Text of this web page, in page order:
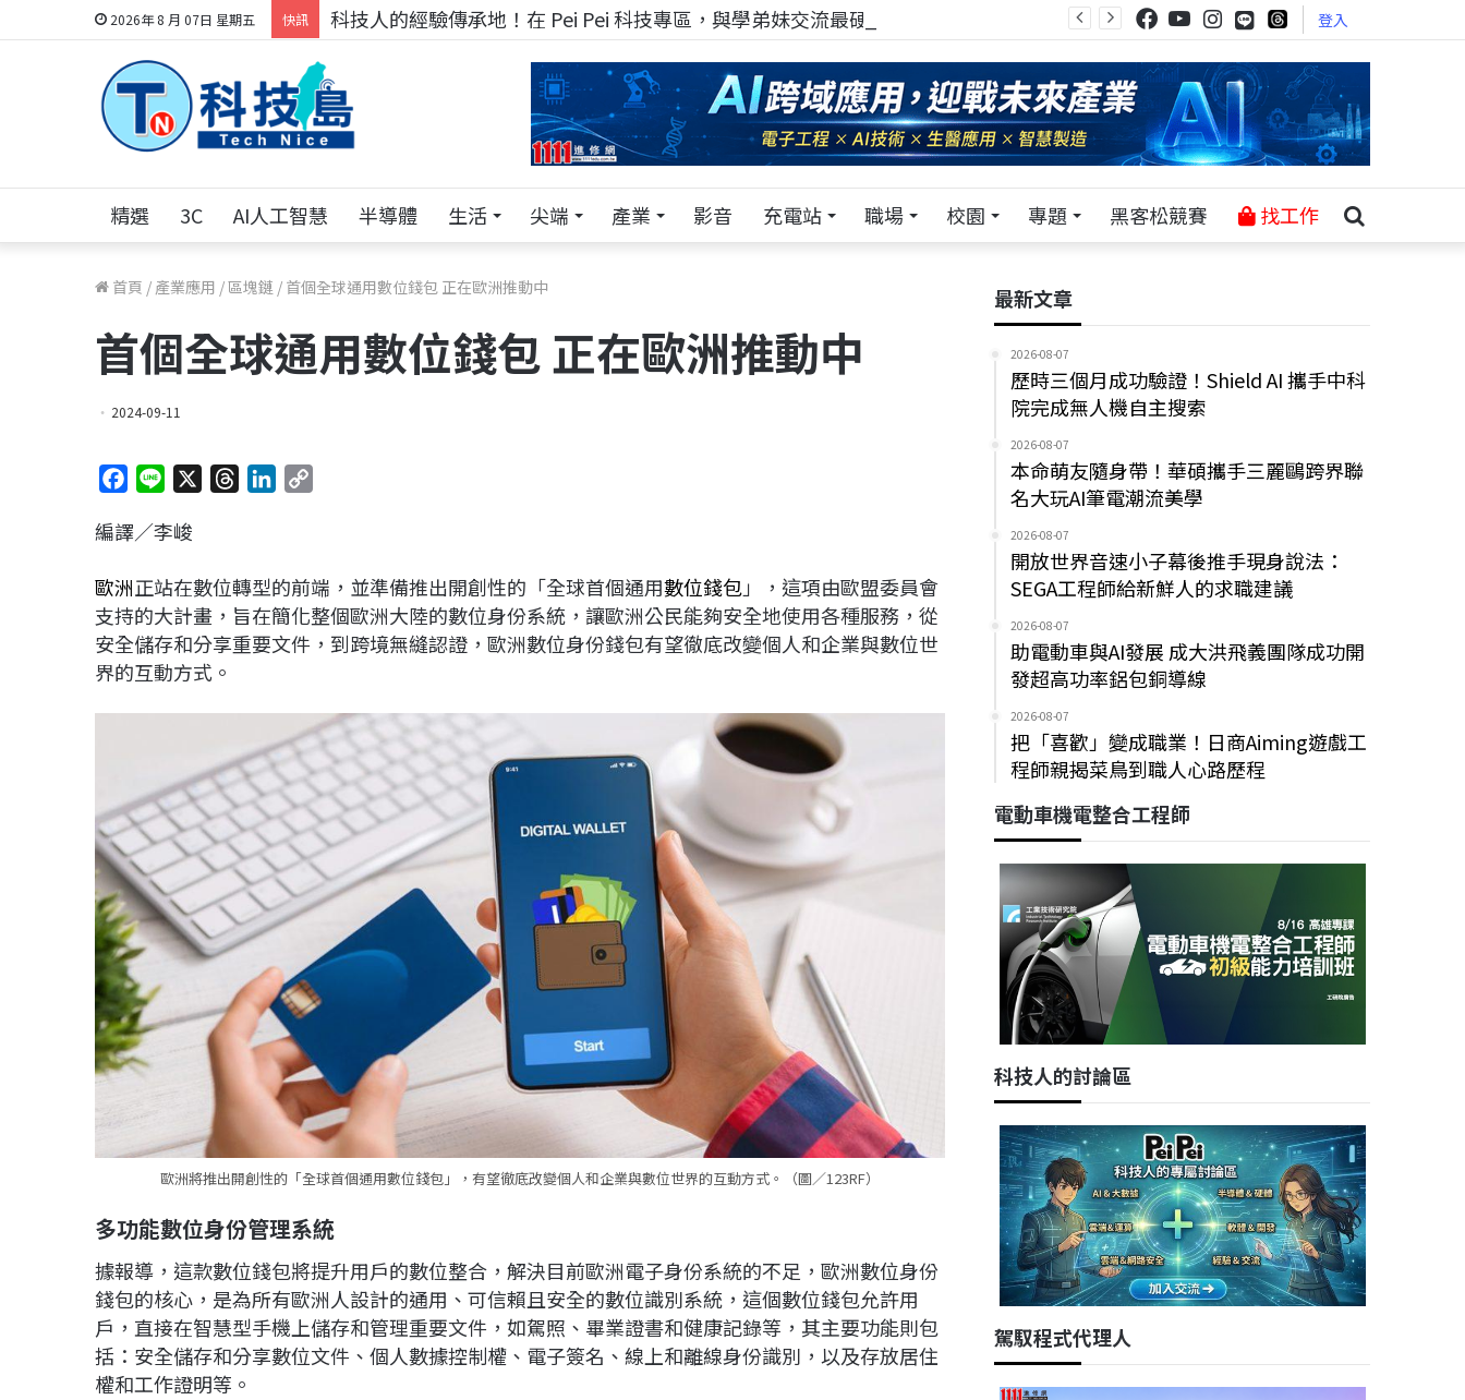
2026年 8 月 07日 星期五 快訊 科技人的經驗傳承地！在 Pei Pei 科技專區，與學弟妹交流最硬核的技術 登入
精選 3C AI人工智慧 半導體 生活 尖端 產業 影音 充電站 職場 校園 專題 黑客松競賽 找工作
首頁 / 產業應用 /區塊鏈 / 首個全球通用數位錢包 正在歐洲推動中
首個全球通用數位錢包 正在歐洲推動中
2024-09-11
c
b
o
o
k
n
a
d
s
e
d
I
L
i
n
編譯／李峻
歐洲正站在數位轉型的前端，並準備推出開創性的「全球首個通用數位錢包」，這項由歐盟委員會
支持的大計畫，旨在簡化整個歐洲大陸的數位身份系統，讓歐洲公民能夠安全地使用各種服務，從
安全儲存和分享重要文件，到跨境無縫認證，歐洲數位身份錢包有望徹底改變個人和企業與數位世
界的互動方式。
歐洲將推出開創性的「全球首個通用數位錢包」，有望徹底改變個人和企業與數位世界的互動方式。（圖／123RF）
多功能數位身份管理系統
據報導，這款數位錢包將提升用戶的數位整合，解決目前歐洲電子身份系統的不足，歐洲數位身份
錢包的核心，是為所有歐洲人設計的通用、可信賴且安全的數位識別系統，這個數位錢包允許用
戶，直接在智慧型手機上儲存和管理重要文件，如駕照、畢業證書和健康記錄等，其主要功能則包
括：安全儲存和分享數位文件、個人數據控制權、電子簽名、線上和離線身份識別，以及存放居住
權和工作證明等。
最新文章
2026-08-07
歷時三個月成功驗證！Shield AI 攜手中科
院完成無人機自主搜索
2026-08-07
本命萌友隨身帶！華碩攜手三麗鷗跨界聯
名大玩AI筆電潮流美學
2026-08-07
開放世界音速小子幕後推手現身說法：
SEGA工程師給新鮮人的求職建議
2026-08-07
助電動車與AI發展 成大洪飛義團隊成功開
發超高功率鋁包銅導線
2026-08-07
把「喜歡」變成職業！日商Aiming遊戲工
程師親揭菜鳥到職人心路歷程
電動車機電整合工程師
科技人的討論區
駕馭程式代理人